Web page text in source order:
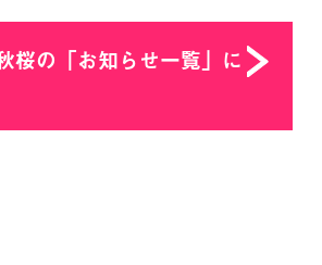
桜の「お知らせ一覧」に